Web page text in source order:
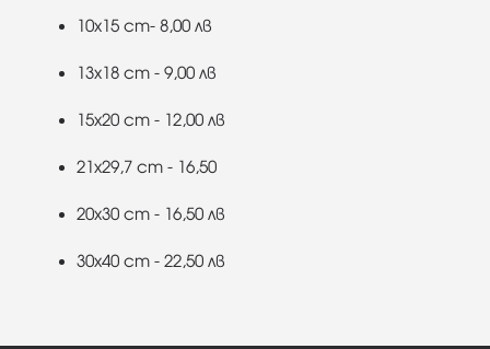
10x15 cm- 8,00 лв
13x18 cm - 9,00 лв
15x20 cm - 12,00 лв
21x29,7 cm - 16,50
20x30 cm - 16,50 лв
30x40 cm - 22,50 лв